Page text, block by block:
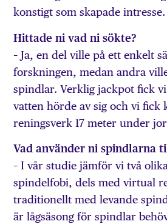
konstigt som skapade intresse.
Hittade ni vad ni sökte?
– Ja, en del ville på ett enkelt
forskningen, medan andra
spindlar. Verklig jackpot fick
vatten hörde av sig och vi fick
reningsverk 17 meter under
Vad använder ni spindlarna
– I vår studie jämför vi två
spindelfobi, dels med virtual
traditionellt med levande
är lågsäsong för spindlar